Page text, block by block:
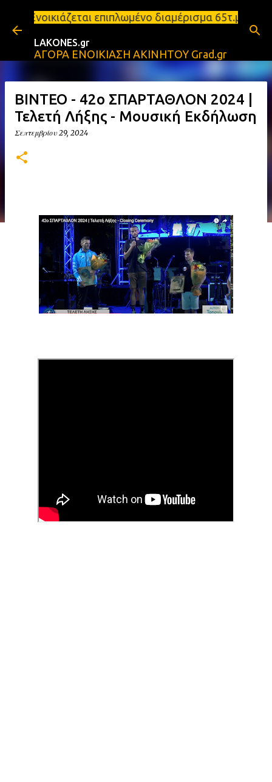
Μετάβαση στο κύριο περιεχόμενο
επιπλωμένο διαμέρισμα 65τ.μ
LAKONES.gr
ΑΓΟΡΑ ΕΝΟΙΚΙΑΣΗ ΑΚΙΝΗΤΟΥ Grad.gr
ΒΙΝΤΕΟ - 42o ΣΠΑΡΤΑΘΛΟΝ 2024 |
Τελετή Λήξης - Μουσική Εκδήλωση
Σεπτεμβρίου 29, 2024